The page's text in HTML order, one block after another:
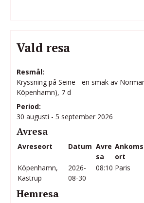
Vald resa
Resmål:
Kryssning på Seine - en smak av
Köpenhamn), 7 d
Period:
30 augusti - 5 september 2026
Avresa
Avreseort Datum Avre
sa
ort
Köpenhamn,
Kastrup
2026-
08-30
08:10 Paris
Hemresa